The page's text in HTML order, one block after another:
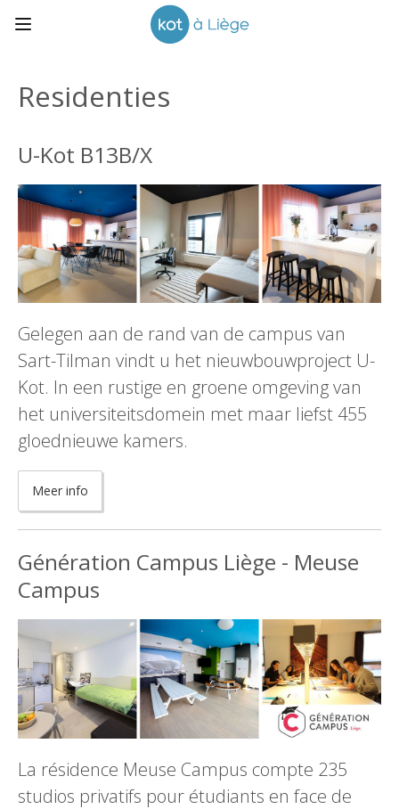
Residenties
U-Kot B13B/X
Gelegen aan de rand van de campus van
Sart-Tilman vindt u het nieuwbouwproject U-
Kot. In een rustige en groene omgeving van
het universiteitsdomein met maar liefst 455
gloednieuwe kamers.
Meer info
Génération Campus Liège - Meuse
Campus
La résidence Meuse Campus compte 235
studios privatifs pour étudiants en face de